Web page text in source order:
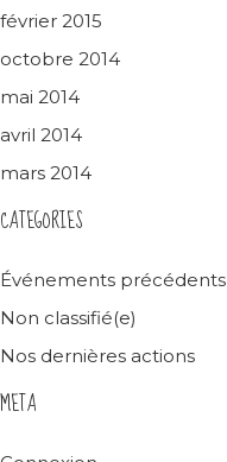
février 2015
octobre 2014
mai 2014
avril 2014
mars 2014
CATEGORIES
Événements précédents
Non classifié(e)
Nos dernières actions
META